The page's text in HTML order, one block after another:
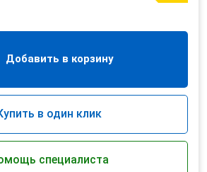
Добавить в корзину
в один клик
специалиста